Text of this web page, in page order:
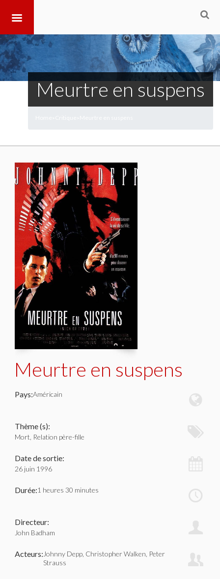
Meurtre en suspens
Meurtre en suspens
Pays:Américain
Thème (s):
Mort, Relation père-fille
Date de sortie:
26 juin 1996
Durée:1 heures 30 minutes
Directeur:
John Badham
Acteurs: Johnny Depp, Christopher Walken, Peter
Strauss